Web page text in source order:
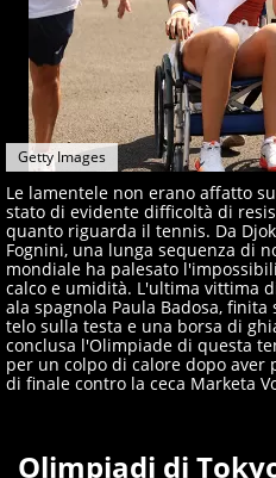
Getty Images
Le lamentele non erano affatto
stato di evidente difficoltà di
quanto riguarda il tennis. Da
Fognini, una lunga sequenza di
mondiale ha palesato
calco e umidità. L'ultima vittima
ala spagnola Paula Badosa,
telo sulla testa e una borsa di
conclusa l'Olimpiade di questa
per un colpo di calore dopo
di finale contro la ceca Marketa
Olimpiadi di